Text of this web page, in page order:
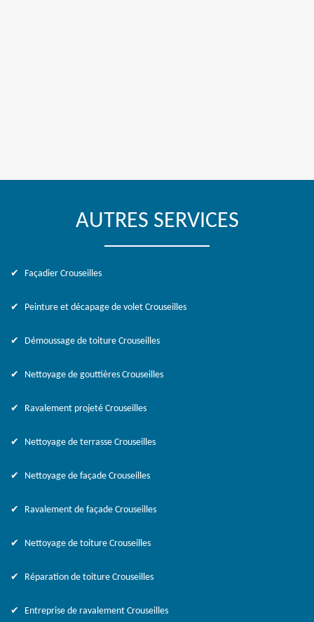
AUTRES SERVICES
Façadier Crouseilles
Peinture et décapage de volet Crouseilles
Démoussage de toiture Crouseilles
Nettoyage de gouttières Crouseilles
Ravalement projeté Crouseilles
Nettoyage de terrasse Crouseilles
Nettoyage de façade Crouseilles
Ravalement de façade Crouseilles
Nettoyage de toiture Crouseilles
Réparation de toiture Crouseilles
Entreprise de ravalement Crouseilles